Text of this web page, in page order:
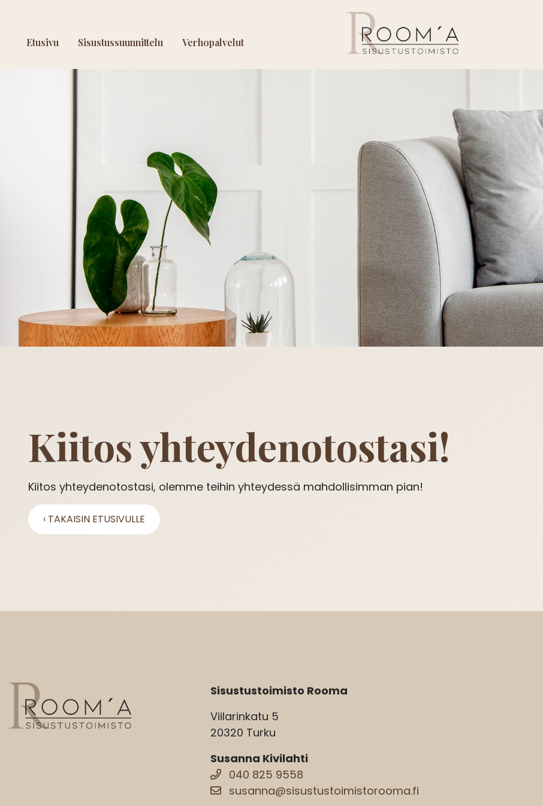
Etusivu Sisustussuunnittelu Verhopalvelut
Kiitos yhteydenotostasi!
Kiitos yhteydenotostasi, olemme teihin yhteydessä mahdollisimman pian!
‹ TAKAISIN ETUSIVULLE
Sisustustoimisto Rooma
Viilarinkatu 5
20320 Turku
Susanna Kivilahti
040 825 9558
susanna@sisustustoimistorooma.fi